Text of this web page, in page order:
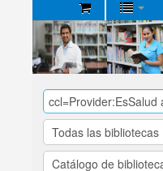
Biblioteca
Central
EsSalud